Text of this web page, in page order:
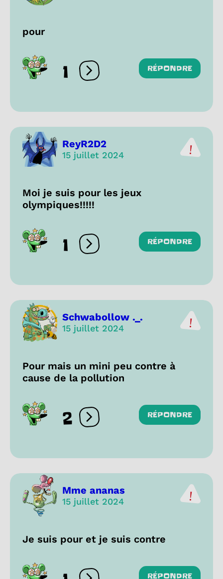
pour
1 Ouvrir les réactions
RÉPONDRE
ReyR2D2
15 juillet 2024
Moi je suis pour les jeux
olympiques!!!!!
1 Ouvrir les réactions
RÉPONDRE
Schwabollow ._.
15 juillet 2024
Pour mais un mini peu contre à
cause de la pollution
2 Ouvrir les réactions
RÉPONDRE
Mme ananas
15 juillet 2024
Je suis pour et je suis contre
RÉPONDRE